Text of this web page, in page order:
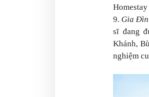
9. Gia
sĩ đang
Khánh,
nghiệm